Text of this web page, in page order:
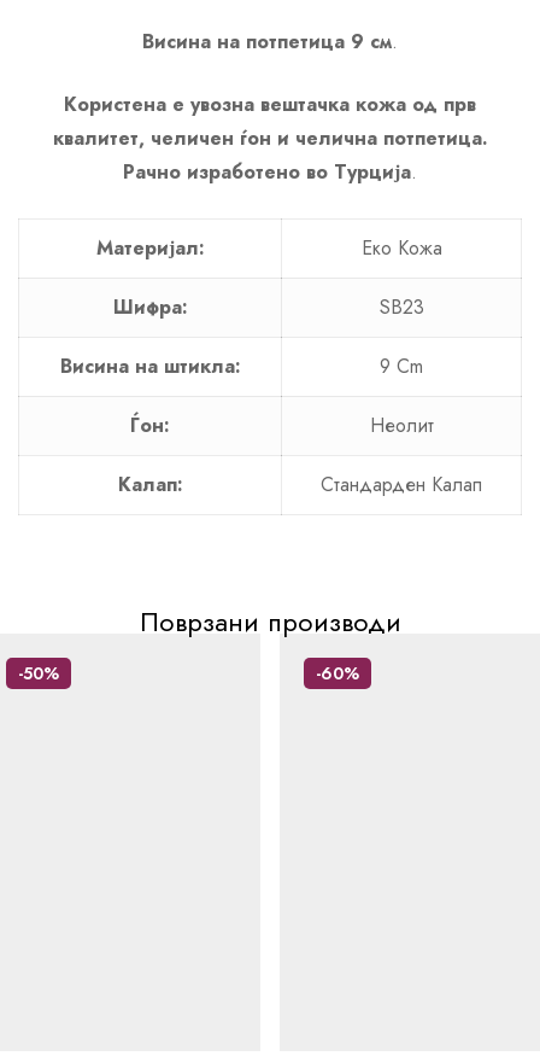
Висина на потпетица 9 см.
Користена е увозна вештачка кожа од прв
квалитет, челичен ѓон и челична потпетица.
Рачно изработено во Турција.
Материјал: Еко Кожа
Шифра: SB23
Висина на штикла: 9 Cm
Ѓон: Неолит
Калап: Стандарден Калап
Поврзани производи
-50% -60%